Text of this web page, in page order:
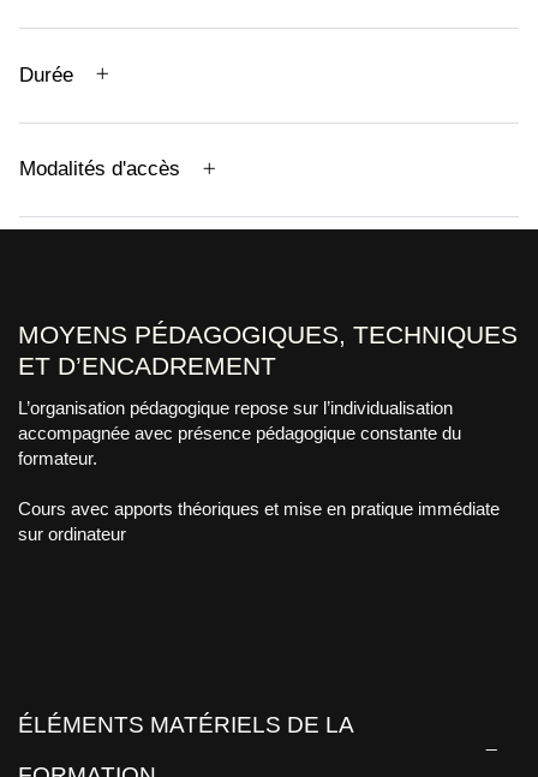
Durée
Modalités d'accès
MOYENS PÉDAGOGIQUES, TECHNIQUES
ET D’ENCADREMENT
L’organisation pédagogique repose sur l’individualisation
accompagnée avec présence pédagogique constante du
formateur.
Cours avec apports théoriques et mise en pratique immédiate
sur ordinateur
ÉLÉMENTS MATÉRIELS DE LA